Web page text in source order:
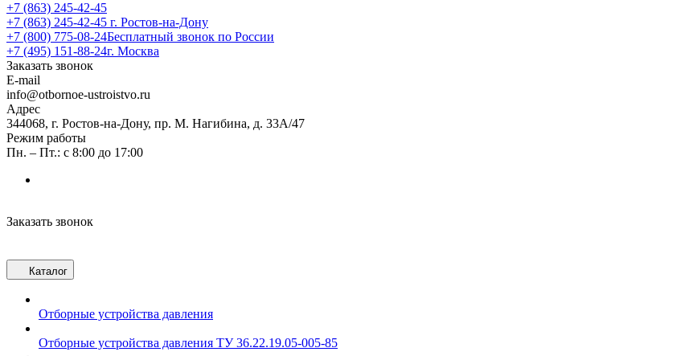
+7 (863) 245-42-45
+7 (863) 245-42-45 г. Ростов-на-Дону
+7 (800) 775-08-24Бесплатный звонок по России
+7 (495) 151-88-24г. Москва
Заказать звонок
E-mail
info@otbornoe-ustroistvo.ru
Адрес
344068, г. Ростов-на-Дону, пр. М. Нагибина, д. 33А/47
Режим работы
Пн. – Пт.: с 8:00 до 17:00
Заказать звонок
Каталог
Отборные устройства давления
Отборные устройства давления ТУ 36.22.19.05-005-85